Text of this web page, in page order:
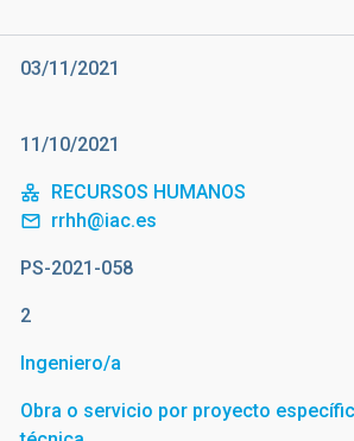
03/11/2021
11/10/2021
RECURSOS HUMANOS
rrhh@iac.es
PS-2021-058
2
Ingeniero/a
Obra o servicio por proyecto